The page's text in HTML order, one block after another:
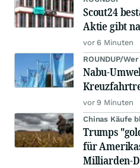
Scout24
Aktie gibt
vor 6 Minuten
ROUNDUP/
Nabu-
vor 9 Minuten
Chinas Käufe
Trumps
für
Milliarden-